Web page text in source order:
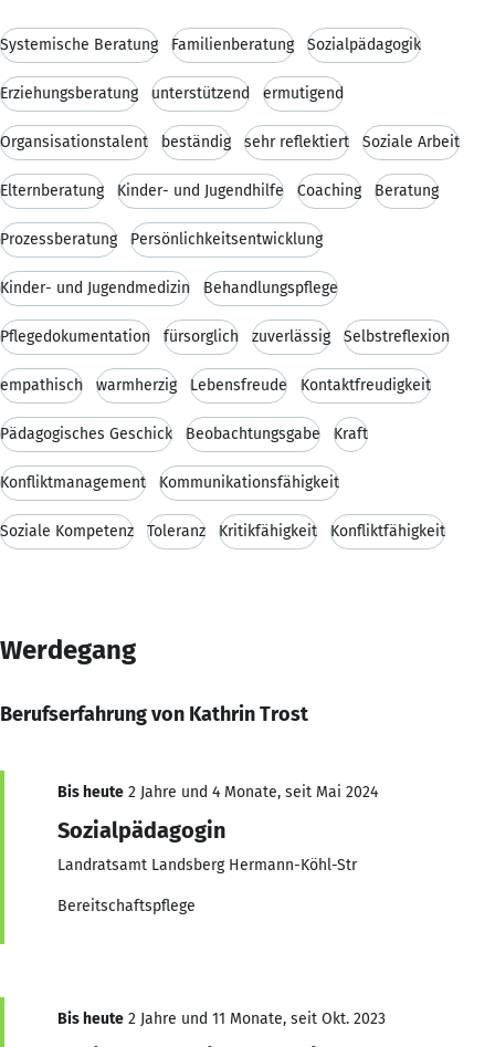
Systemische Beratung Familienberatung Sozialpädagogik
Erziehungsberatung unterstützend ermutigend
Organsisationstalent beständig sehr reflektiert Soziale Arbeit
Elternberatung Kinder- und Jugendhilfe Coaching Beratung
Prozessberatung Persönlichkeitsentwicklung
Kinder- und Jugendmedizin Behandlungspflege
Pflegedokumentation fürsorglich zuverlässig Selbstreflexion
empathisch warmherzig Lebensfreude Kontaktfreudigkeit
Pädagogisches Geschick Beobachtungsgabe Kraft
Konfliktmanagement Kommunikationsfähigkeit
Soziale Kompetenz Toleranz Kritikfähigkeit Konfliktfähigkeit
Werdegang
Berufserfahrung von Kathrin Trost
Bis heute 2 Jahre und 4 Monate, seit Mai 2024
Sozialpädagogin
Landratsamt Landsberg Hermann-Köhl-Str
Bereitschaftspflege
Bis heute 2 Jahre und 11 Monate, seit Okt. 2023